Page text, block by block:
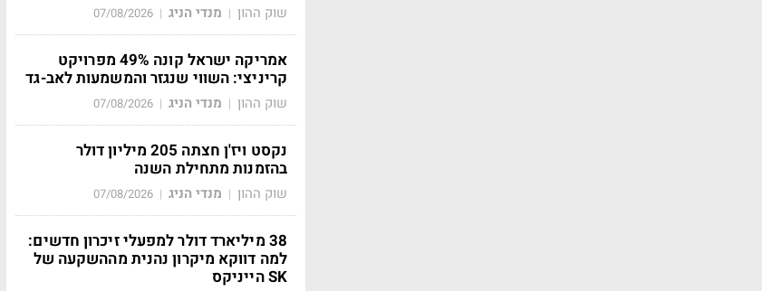
שוק ההון | מנדי הניג |
07/08/2026
אמריקה ישראל קונה 49% מפרויקט
קריניצי: השווי שנגזר והמשמעות לאב-גד
שוק ההון | מנדי הניג |
07/08/2026
נקסט ויז'ן חצתה 205 מיליון דולר
בהזמנות מתחילת השנה
שוק ההון | מנדי הניג |
07/08/2026
38 מיליארד דולר למפעלי זיכרון חדשים:
למה דווקא מיקרון נהנית מההשקעה של
SK הייניקס